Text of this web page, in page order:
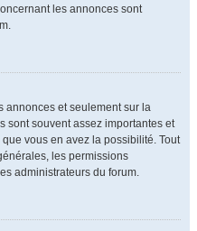
les annonces sont
annonces et seulement sur la
sont souvent assez importantes et
vous en avez la possibilité. Tout
les permissions
administrateurs du forum.